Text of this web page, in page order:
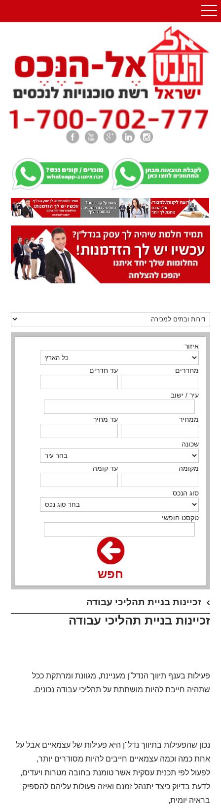
איזור
מחדרים עד חדרים
עיר / ישוב
ממחיר עד מחיר
שכונה
מקומה עד קומה
סוג הנכס
טקסט חופשי
חפש
זכיינות בניית תהליכי עבודה
זכיינות בניית תהליכי עבודה
פעילות בענף תיווך הנדל"ן מעניינת, מגוונת ומרתקת ככל
שתהיה חייבת להיות מושתתת על תהליכי עבודה נכונים.
נכון שהפעילות בתיווך נדל"ן היא פעילות של עצמאיים אבל על
אחת כמה וכמה עצמאיים חייבים להיות מסודרים יותר,
לפעול לפי תכנית עסקית אשר טומנת בחובה מטרות ויעדים,
לדעת בדיוק כיצד יתנהל זמנם ואיזה פעולות עליהם להספיק
בראיה יומית,